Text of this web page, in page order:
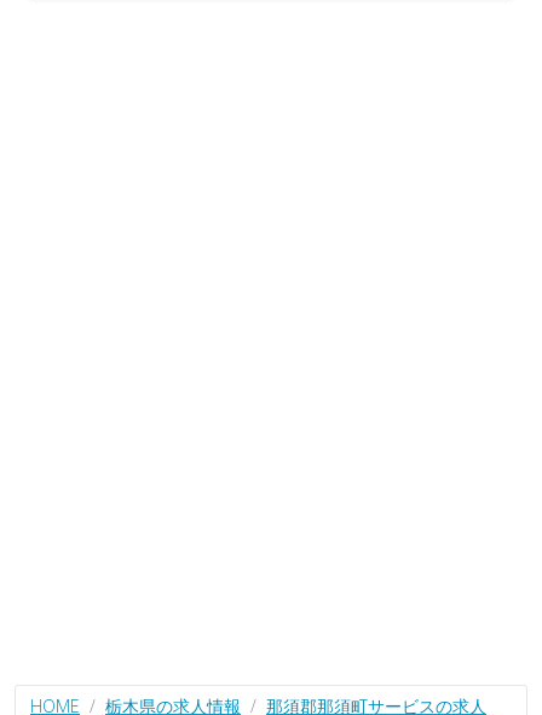
HOME 栃木県の求人情報
那須郡那須町サービスの求人